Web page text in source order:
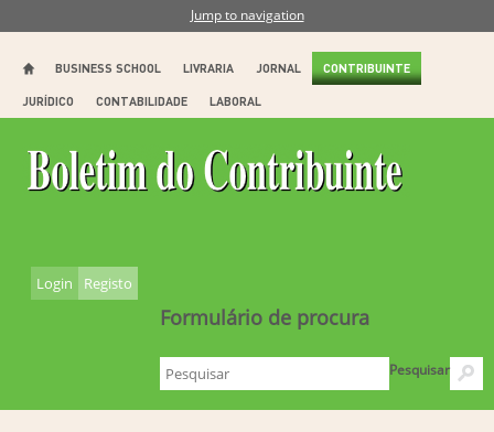
Jump to navigation
BUSINESS SCHOOL LIVRARIA JORNAL CONTRIBUINTE
JURÍDICO CONTABILIDADE LABORAL
Formulário de procura
Pesquisar
Login Registo